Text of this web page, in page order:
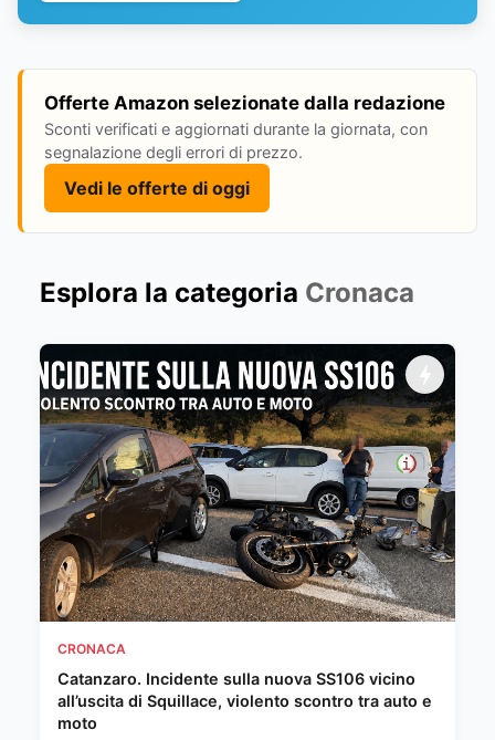
Offerte Amazon selezionate dalla redazione
Sconti verificati e aggiornati durante la giornata, con
segnalazione degli errori di prezzo.
Vedi le offerte di oggi
Esplora la categoria Cronaca
CRONACA
Catanzaro. Incidente sulla nuova SS106 vicino
all’uscita di Squillace, violento scontro tra auto e
moto